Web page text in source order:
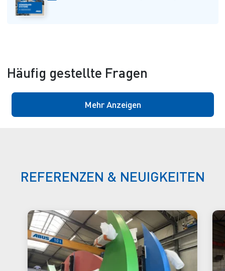
Häufig gestellte Fragen
Mehr Anzeigen
REFERENZEN & NEUIGKEITEN